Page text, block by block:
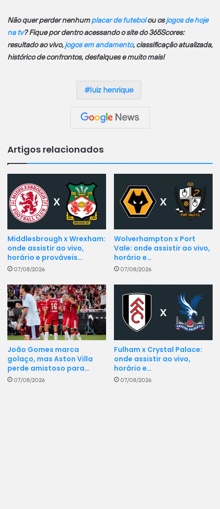
Não quer perder nenhumplacar de futebolou osjogos de hoje
na tv? Fique por dentro acessando o site do 365Scores:
resultado ao vivo,jogos em andamento, classificação atualizada,
histórico de confrontos, desfalques e muito mais!
luiz henrique
Artigos relacionados
Middlesbrough x Wrexham:
onde assistir ao vivo,
horário e prováveis…
07/08/2026
Wolverhampton x Port
Vale: onde assistir ao vivo,
horário e…
07/08/2026
João Gomes marca
golaço, mas Aston Villa
perde amistoso para…
07/08/2026
Fulham x Crystal Palace:
onde assistir ao vivo,
horário e…
07/08/2026